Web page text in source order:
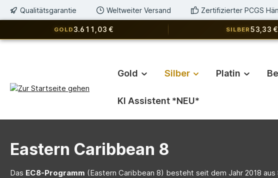
Zur Hauptnavigation springen
Qualitätsgarantie Weltweiter Versand Zertifizierter PCGS
GOLD 3.611,03 € SILBER 53,33 €
Gold Silber Platin
KI Assistent *NEU*
Eastern Caribbean 8
Das EC8-Programm (Eastern Caribbean 8) besteht seit dem Jahr 2018